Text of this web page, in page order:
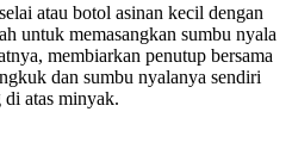
atau botol asinan kecil dengan
untuk memasangkan sumbu nyala
membiarkan penutup bersama
dan sumbu nyalanya sendiri
atas minyak.